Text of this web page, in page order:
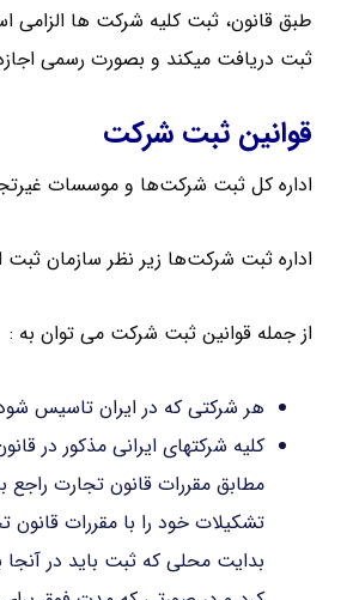
ثبت دریافت میکند و بصورت رسمی
قوانین ثبت شرکت
اداره کل ثبت شرکت‌ها و موسسات
اداره ثبت شرکت‌ها زیر نظر سازمان
از جمله قوانین ثبت شرکت می توان به :
هر شرکتی که در ایران تاسیس
کلیه شرکتهای ایرانی مذکور در
تشکیلات خود را با مقررات قانون
بدایت محلی که ثبت باید در